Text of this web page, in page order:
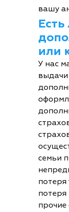
вашу
Есть
или
У нас
выдачи
семьи
потеря
прочие